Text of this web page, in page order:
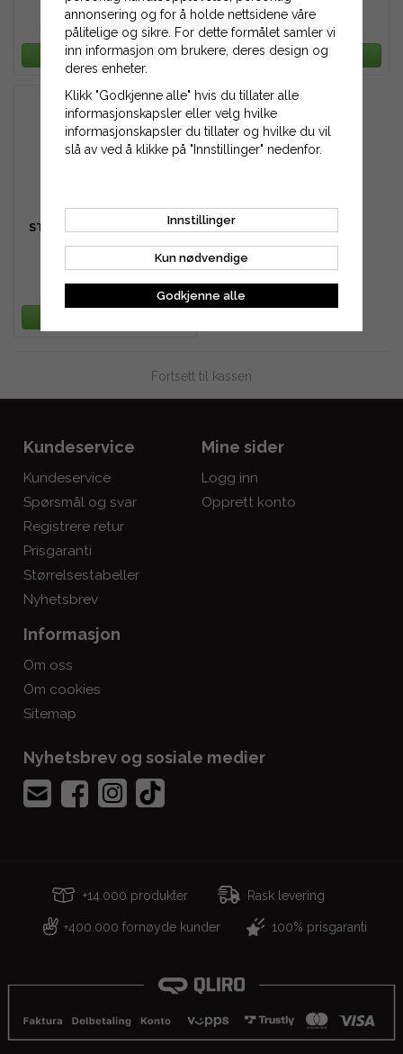
129 kr 155 kr
LEGG TIL HANDLEKURV
116 kr 155 kr
LEGG TIL HANDLEKURV
STARTA Transmisjonsolje
129 kr
Fortsett til kassen
Kundeservice
Kundeservice
Spørsmål og svar
Registrere retur
Prisgaranti
Størrelsestabeller
Nyhetsbrev
Mine sider
Logg inn
Opprett konto
Informasjon
Om oss
Om cookies
Sitemap
Nyhetsbrev og sosiale medier
+14.000 produkter Rask levering
+400.000 fornøyde kunder 100% prisgaranti
annonsering og for å holde nettsidene våre
pålitelige og sikre. For dette formålet samler vi
inn informasjon om brukere, deres design og
deres enheter.
Klikk "Godkjenne alle" hvis du tillater alle
informasjonskapsler eller velg hvilke
informasjonskapsler du tillater og hvilke du vil
slå av ved å klikke på "Innstillinger" nedenfor.
Innstillinger
Kun nødvendige
Godkjenne alle